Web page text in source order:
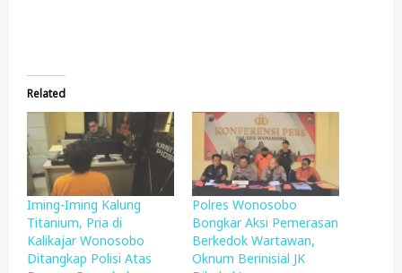
Related
Iming-Iming Kalung
Titanium, Pria di
Kalikajar Wonosobo
Ditangkap Polisi Atas
Polres Wonosobo
Bongkar Aksi Pemerasan
Berkedok Wartawan,
Oknum Berinisial JK